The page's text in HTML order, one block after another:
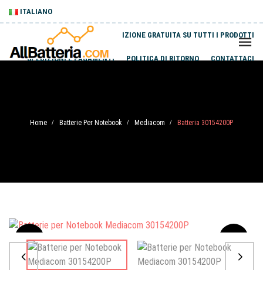
ITALIANO
SPEDIZIONE GRATUITA SU TUTTI I PRODOTTI
SPEDIZIONI E PAGAMENTI POLITICA DI RITORNO CONTATTACI
Home / Batterie Per Notebook / Mediacom / Batteria 30154200P
Sale